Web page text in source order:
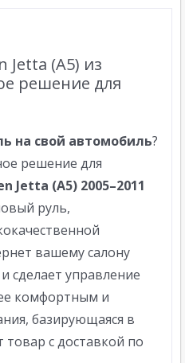
Jetta (A5) из
решение для
на свой автомобиль?
решение для
Jetta (A5) 2005–2011
руль,
вашему салону
сделает управление
комфортным и
базирующаяся в
товар с доставкой по